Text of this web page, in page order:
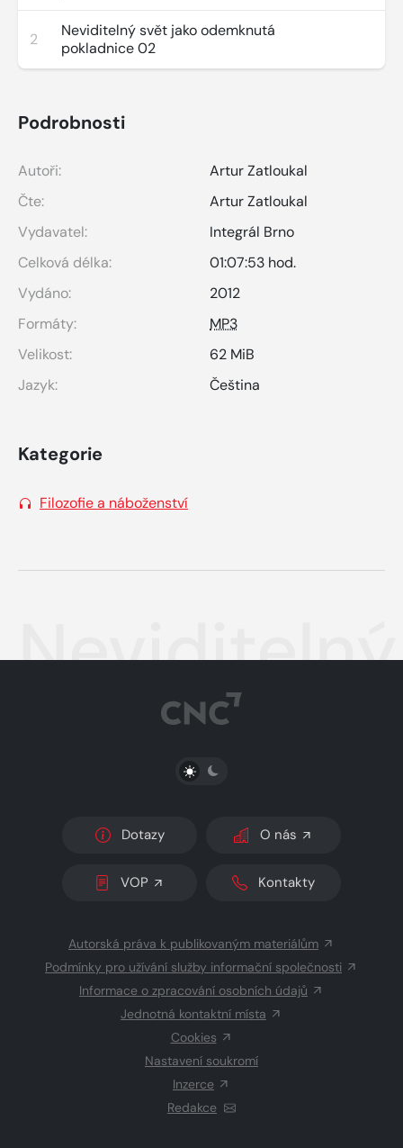
2
Neviditelný svět jako odemknutá
pokladnice 02
Podrobnosti
Autoři:
Artur Zatloukal
Čte:
Artur Zatloukal
Vydavatel:
Integrál Brno
Celková délka:
01:07:53 hod.
Vydáno:
2012
Formáty:
MP3
Velikost:
62 MiB
Jazyk:
Čeština
Kategorie
Filozofie a náboženství
PŘEPNOUT SVĚTLÝ/TMAVÝ REŽIM
Dotazy O nás
VOP Kontakty
Autorská práva k publikovaným materiálům
Podmínky pro užívání služby informační společnosti
Informace o zpracování osobních údajů
Jednotná kontaktní místa
Cookies
Nastavení soukromí
Inzerce
Redakce